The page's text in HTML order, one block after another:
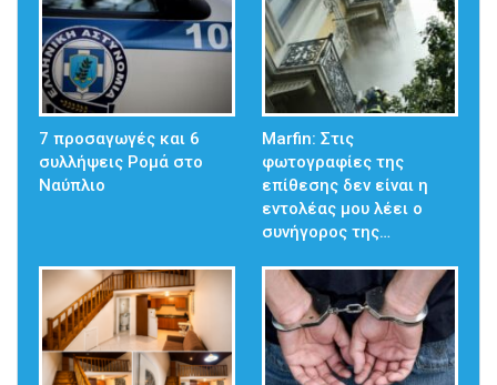
7 προσαγωγές και 6
συλλήψεις Ρομά στο
Ναύπλιο
Marfin: Στις
φωτογραφίες της
επίθεσης δεν είναι η
εντολέας μου λέει ο
συνήγορος της…